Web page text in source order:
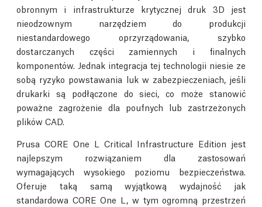
obronnym i infrastrukturze krytycznej druk 3D jest
nieodzownym narzędziem do produkcji
niestandardowego oprzyrządowania, szybko
dostarczanych części zamiennych i finalnych
komponentów. Jednak integracja tej technologii niesie ze
sobą ryzyko powstawania luk w zabezpieczeniach, jeśli
drukarki są podłączone do sieci, co może stanowić
poważne zagrożenie dla poufnych lub zastrzeżonych
plików CAD.
Prusa CORE One L Critical Infrastructure Edition jest
najlepszym rozwiązaniem dla zastosowań
wymagających wysokiego poziomu bezpieczeństwa.
Oferuje taką samą wyjątkową wydajność jak
standardowa CORE One L, w tym ogromną przestrzeń